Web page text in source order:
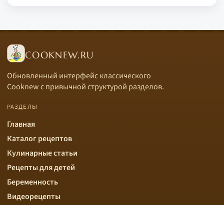
COOKNEW.RU
Обновленный интерфейс классического
Cooknew с привычной структурой разделов.
РАЗДЕЛЫ
Главная
Каталог рецептов
Кулинарные статьи
Рецепты для детей
Беременность
Видеорецепты